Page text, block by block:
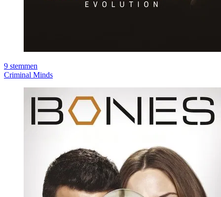
9 stemmen
Criminal Minds